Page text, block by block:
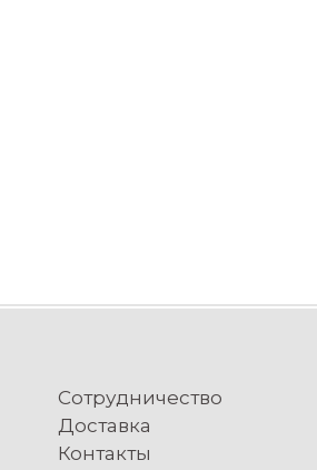
Сотрудничество
Доставка
Контакты